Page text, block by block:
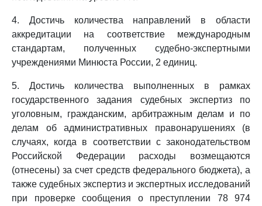
4. Достичь количества направлений в области
аккредитации на соответствие международным
стандартам, полученных судебно-экспертными
учреждениями Минюста России, 2 единиц.
5. Достичь количества выполненных в рамках
государственного задания судебных экспертиз по
уголовным, гражданским, арбитражным делам и по
делам об административных правонарушениях (в
случаях, когда в соответствии с законодательством
Российской Федерации расходы возмещаются
(отнесены) за счет средств федерального бюджета), а
также судебных экспертиз и экспертных исследований
при проверке сообщения о преступлении 78 974